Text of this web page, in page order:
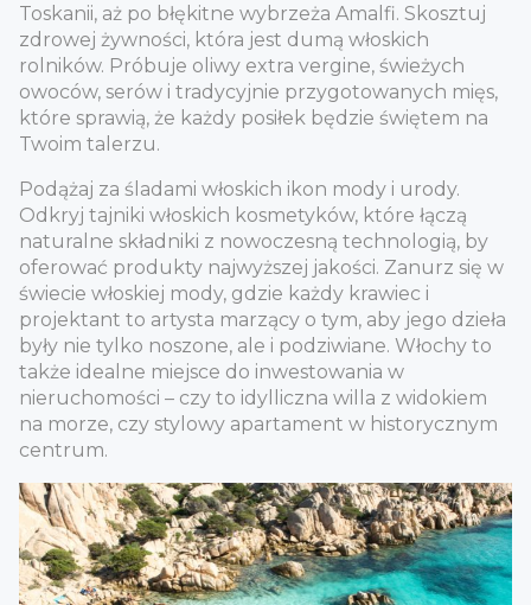
Toskanii, aż po błękitne wybrzeża Amalfi. Skosztuj
zdrowej żywności, która jest dumą włoskich
rolników. Próbuje oliwy extra vergine, świeżych
owoców, serów i tradycyjnie przygotowanych mięs,
które sprawią, że każdy posiłek będzie świętem na
Twoim talerzu.
Podążaj za śladami włoskich ikon mody i urody.
Odkryj tajniki włoskich kosmetyków, które łączą
naturalne składniki z nowoczesną technologią, by
oferować produkty najwyższej jakości. Zanurz się w
świecie włoskiej mody, gdzie każdy krawiec i
projektant to artysta marzący o tym, aby jego dzieła
były nie tylko noszone, ale i podziwiane. Włochy to
także idealne miejsce do inwestowania w
nieruchomości – czy to idylliczna willa z widokiem
na morze, czy stylowy apartament w historycznym
centrum.